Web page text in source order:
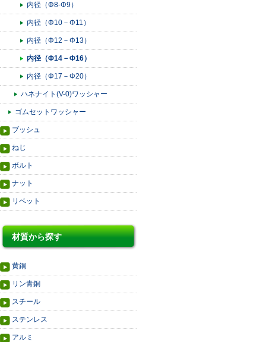
内径（Φ8-Φ9）
内径（Φ10－Φ11）
内径（Φ12－Φ13）
内径（Φ14－Φ16）
内径（Φ17－Φ20）
ハネナイト(V-0)ワッシャー
ゴムセットワッシャー
ブッシュ
ねじ
ボルト
ナット
リベット
材質から探す
黄銅
リン青銅
スチール
ステンレス
アルミ